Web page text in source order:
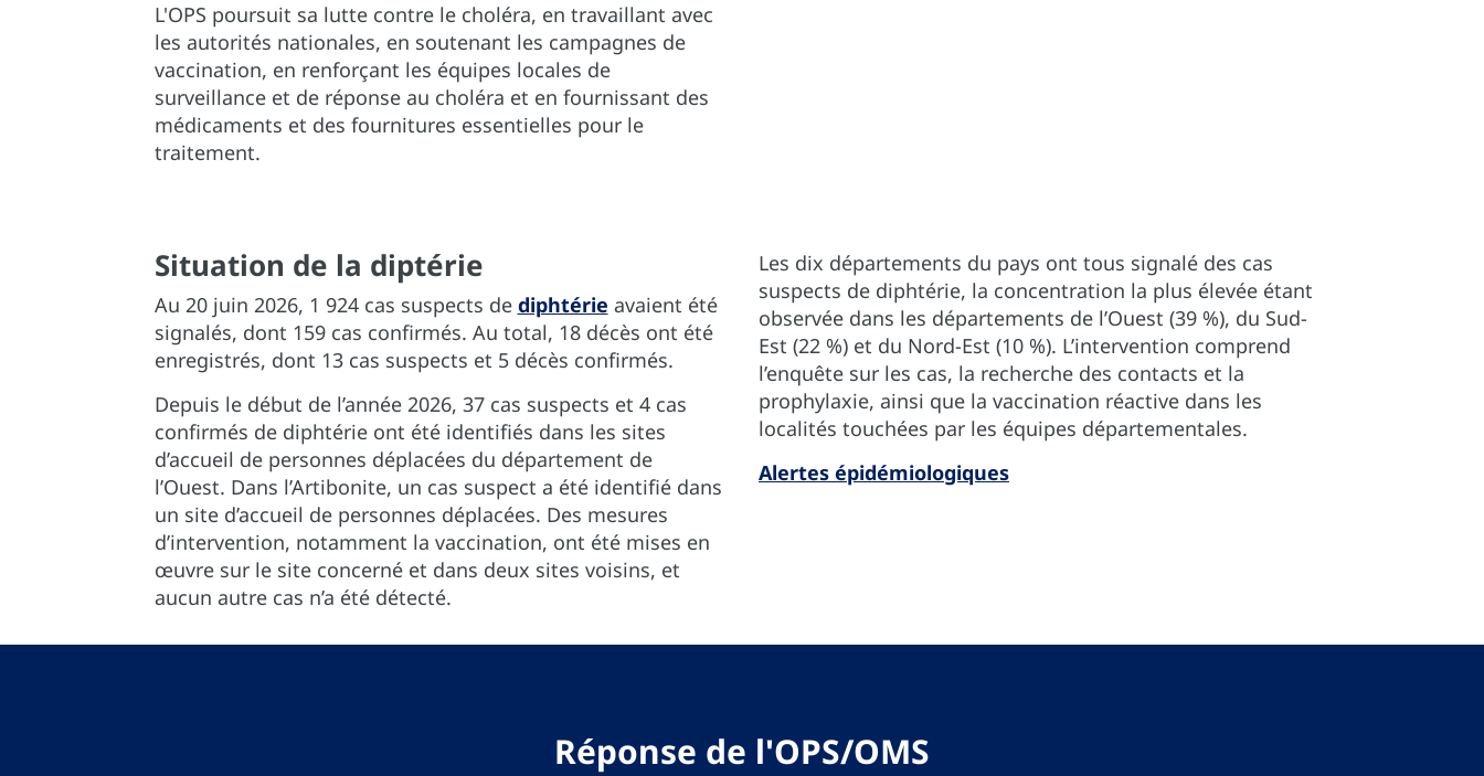
L'OPS poursuit sa lutte contre le choléra, en travaillant avec
les autorités nationales, en soutenant les campagnes de
vaccination, en renforçant les équipes locales de
surveillance et de réponse au choléra et en fournissant des
médicaments et des fournitures essentielles pour le
traitement.
Situation de la diptérie
Au 20 juin 2026, 1 924 cas suspects de diphtérie avaient été
signalés, dont 159 cas confirmés. Au total, 18 décès ont été
enregistrés, dont 13 cas suspects et 5 décès confirmés.
Depuis le début de l’année 2026, 37 cas suspects et 4 cas
confirmés de diphtérie ont été identifiés dans les sites
d’accueil de personnes déplacées du département de
l’Ouest. Dans l’Artibonite, un cas suspect a été identifié dans
un site d’accueil de personnes déplacées. Des mesures
d’intervention, notamment la vaccination, ont été mises en
œuvre sur le site concerné et dans deux sites voisins, et
aucun autre cas n’a été détecté.
Les dix départements du pays ont tous signalé des cas
suspects de diphtérie, la concentration la plus élevée étant
observée dans les départements de l’Ouest (39 %), du Sud-
Est (22 %) et du Nord-Est (10 %). L’intervention comprend
l’enquête sur les cas, la recherche des contacts et la
prophylaxie, ainsi que la vaccination réactive dans les
localités touchées par les équipes départementales.
Alertes épidémiologiques
Réponse de l'OPS/OMS